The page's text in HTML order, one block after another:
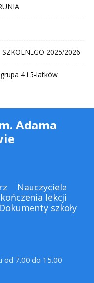
SZKOLNEGO 2025/2026
4 i 5-latków
Adama
Nauczyciele
lekcji
Dokumenty szkoły
od 7.00 do 15.00